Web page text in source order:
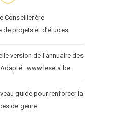
Conseiller.ère
de projets et d’études
version de l’annuaire des
: www.leseta.be
guide pour renforcer la
de genre